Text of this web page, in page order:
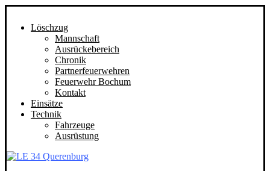
Löschzug
Mannschaft
Ausrückebereich
Chronik
Partnerfeuerwehren
Feuerwehr Bochum
Kontakt
Einsätze
Technik
Fahrzeuge
Ausrüstung